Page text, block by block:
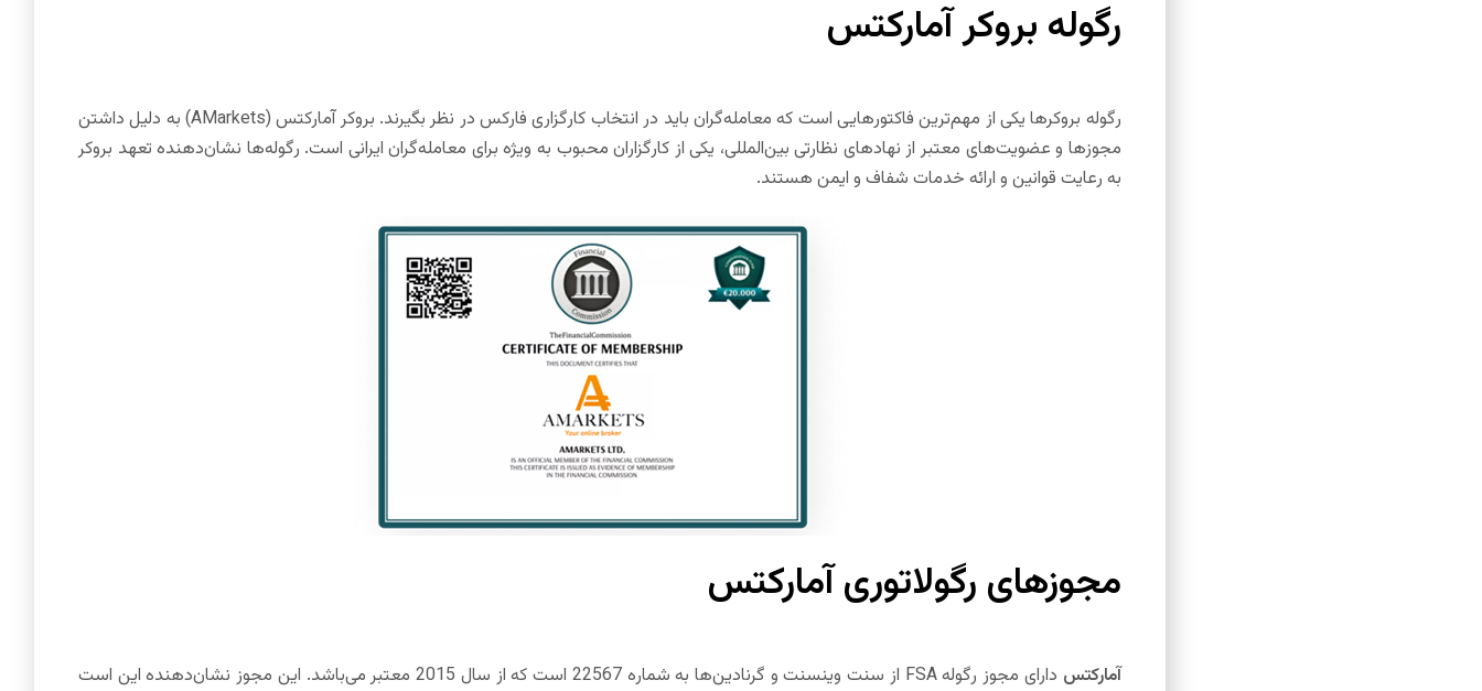
رگوله بروکر آمارکتس
رگوله بروکرها یکی از مهم‌ترین فاکتورهایی است که معامله‌گران باید در انتخاب کارگزاری فارکس در نظر بگیرند. بروکر آمارکتس (AMarkets) به دلیل داشتن
مجوزها و عضویت‌های معتبر از نهادهای نظارتی بین‌المللی، یکی از کارگزاران محبوب به ویژه برای معامله‌گران ایرانی است. رگوله‌ها نشان‌دهنده تعهد بروکر
به رعایت قوانین و ارائه خدمات شفاف و ایمن هستند.
مجوزهای رگولاتوری آمارکتس
آمارکتس
دارای مجوز رگوله FSA از سنت وینسنت و گرنادین‌ها به شماره 22567 است که از سال 2015 معتبر می‌باشد. این مجوز نشان‌دهنده این است